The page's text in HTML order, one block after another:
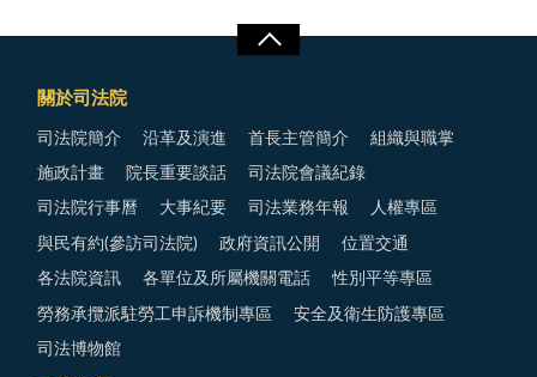
關於司法院
司法院簡介 沿革及演進 首長主管簡介 組織與職掌
施政計畫 院長重要談話 司法院會議紀錄
司法院行事曆 大事紀要 司法業務年報 人權專區
與民有約(參訪司法院) 政府資訊公開 位置交通
各法院資訊 各單位及所屬機關電話 性別平等專區
勞務承攬派駐勞工申訴機制專區 安全及衛生防護專區
司法博物館